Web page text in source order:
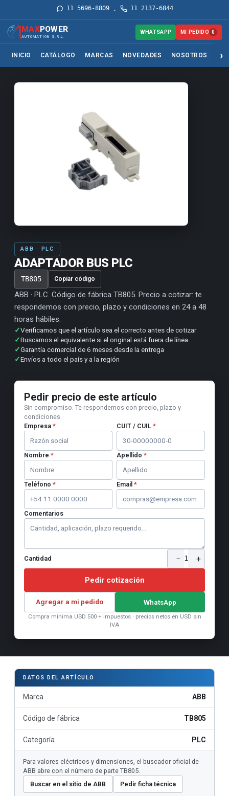
11 5696-8809· 11 2137-6844
MAXPOWER
AUTOMATION S.R.L.
INICIO CATÁLOGO MARCAS NOVEDADES NOSOTROS
WHATSAPP MI PEDIDO 0
ABB · PLC
ADAPTADOR BUS PLC
TB805 Copiar código
ABB · PLC. Código de fábrica TB805. Precio a cotizar: te
respondemos con precio, plazo y condiciones en 24 a 48
horas hábiles.
✓Verificamos que el artículo sea el correcto antes de cotizar
✓Buscamos el equivalente si el original está fuera de línea
✓Garantía comercial de 6 meses desde la entrega
✓Envíos a todo el país y a la región
Pedir precio de este artículo
Sin compromiso. Te respondemos con precio, plazo y
condiciones.
Empresa * CUIT / CUIL *
Nombre * Apellido *
Teléfono * Email *
Comentarios
Cantidad − 1 +
Pedir cotización
Agregar a mi pedido WhatsApp
Compra mínima USD 500 + impuestos · precios netos en USD sin
IVA
DATOS DEL ARTÍCULO
Marca ABB
Código de fábrica TB805
Categoría PLC
Para valores eléctricos y dimensiones, el buscador oficial de
ABB abre con el número de parte TB805.
Buscar en el sitio de ABB
Pedir ficha técnica